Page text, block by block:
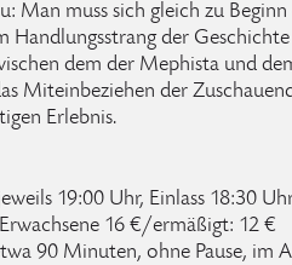
Man muss sich gleich zu
Handlungsstrang der
dem der Mephista und
Miteinbeziehen der
Erlebnis.
19:00 Uhr, Einlass 18:30
16 €/ermäßigt: 12 €
90 Minuten, ohne Pause, im